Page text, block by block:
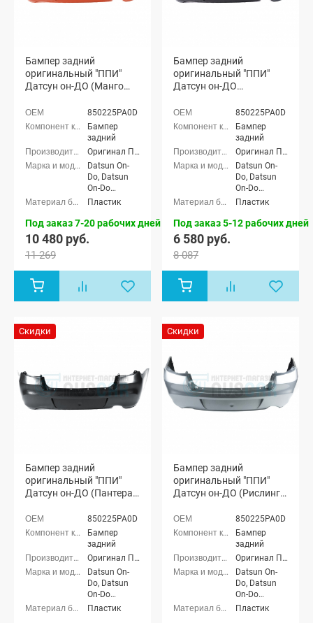
Бампер задний
оригинальный "ППИ"
Датсун он-ДО (Манго
850225PA0D
Бампер
задний
Оригинал ППИ
Datsun On-
Do, Datsun
On-Do
Рестайлинг
Пластик
Под заказ 7-20 рабочих дней
10 480 руб.
11 269
Бампер задний
оригинальный "ППИ"
Датсун он-ДО
850225PA0D
Бампер
задний
Оригинал ППИ
Datsun On-
Do, Datsun
On-Do
Рестайлинг
Пластик
Под заказ 5-12 рабочих дней
6 580 руб.
8 087
Скидки
Бампер задний
оригинальный "ППИ"
Датсун он-ДО (Пантера
850225PA0D
Бампер
задний
Оригинал ППИ
Datsun On-
Do, Datsun
On-Do
Рестайлинг
Пластик
Скидки
Бампер задний
оригинальный "ППИ"
Датсун он-ДО (Рислинг
850225PA0D
Бампер
задний
Оригинал ППИ
Datsun On-
Do, Datsun
On-Do
Рестайлинг
Пластик